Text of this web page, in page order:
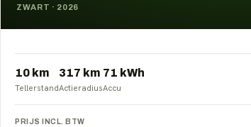
ZWART · 2026
10 km
Tellerstand
317 km
Actieradius
71 kWh
Accu
PRIJS INCL. BTW